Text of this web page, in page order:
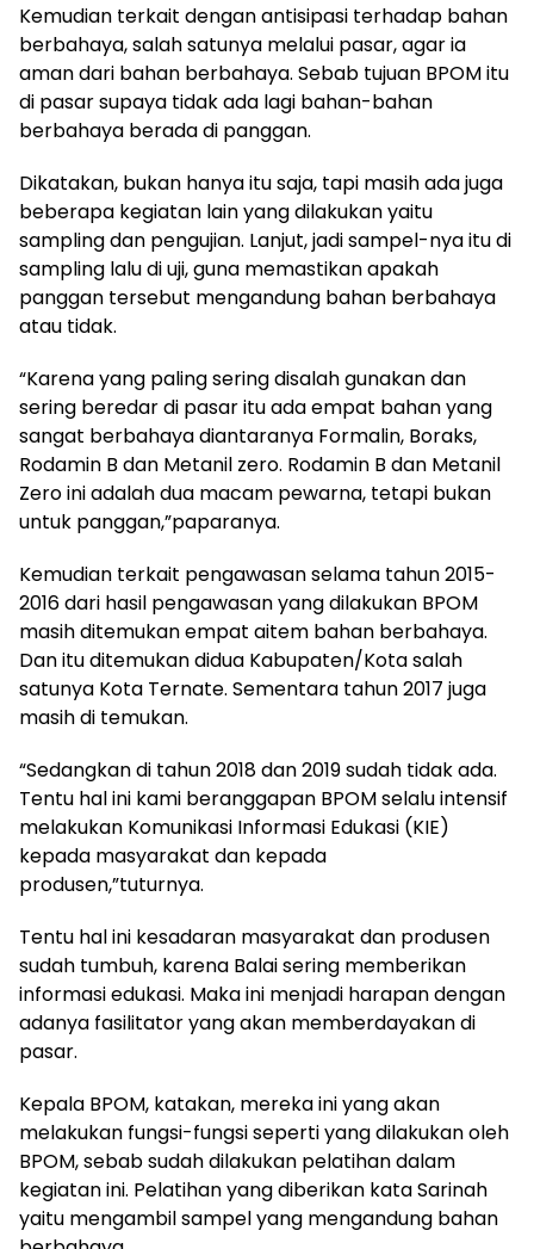
Kemudian terkait dengan antisipasi terhadap bahan
berbahaya, salah satunya melalui pasar, agar ia
aman dari bahan berbahaya. Sebab tujuan BPOM itu
di pasar supaya tidak ada lagi bahan-bahan
berbahaya berada di panggan.
Dikatakan, bukan hanya itu saja, tapi masih ada juga
beberapa kegiatan lain yang dilakukan yaitu
sampling dan pengujian. Lanjut, jadi sampel-nya itu di
sampling lalu di uji, guna memastikan apakah
panggan tersebut mengandung bahan berbahaya
atau tidak.
“Karena yang paling sering disalah gunakan dan
sering beredar di pasar itu ada empat bahan yang
sangat berbahaya diantaranya Formalin, Boraks,
Rodamin B dan Metanil zero. Rodamin B dan Metanil
Zero ini adalah dua macam pewarna, tetapi bukan
untuk panggan,”paparanya.
Kemudian terkait pengawasan selama tahun 2015-
2016 dari hasil pengawasan yang dilakukan BPOM
masih ditemukan empat aitem bahan berbahaya.
Dan itu ditemukan didua Kabupaten/Kota salah
satunya Kota Ternate. Sementara tahun 2017 juga
masih di temukan.
“Sedangkan di tahun 2018 dan 2019 sudah tidak ada.
Tentu hal ini kami beranggapan BPOM selalu intensif
melakukan Komunikasi Informasi Edukasi (KIE)
kepada masyarakat dan kepada
produsen,”tuturnya.
Tentu hal ini kesadaran masyarakat dan produsen
sudah tumbuh, karena Balai sering memberikan
informasi edukasi. Maka ini menjadi harapan dengan
adanya fasilitator yang akan memberdayakan di
pasar.
Kepala BPOM, katakan, mereka ini yang akan
melakukan fungsi-fungsi seperti yang dilakukan oleh
BPOM, sebab sudah dilakukan pelatihan dalam
kegiatan ini. Pelatihan yang diberikan kata Sarinah
yaitu mengambil sampel yang mengandung bahan